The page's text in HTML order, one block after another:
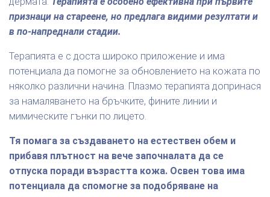
признаци на стареене, но предлага видими резултати и
в по-напреднали стадии.
Терапията е с доста широко приложение и има
потенциала да помогне за обновлението на кожата по
няколко различни начина. Плазмо терапията допринася
за намаляването на бръчките, фините линии и
мимическите гънки по лицето.
Тя помага за създаването на естествен обем и
прибавя плътност на вече започналата да се
отпуска поради възрастта кожа. Освен това има
потенциала да спомогне за подобряване на